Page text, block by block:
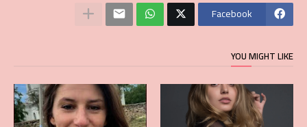
Facebook
YOU MIGHT LIKE